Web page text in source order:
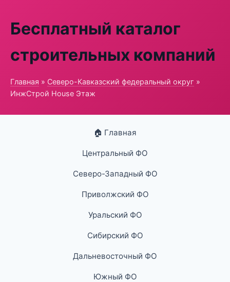
Бесплатный каталог
строительных компаний
Главная » Северо-Кавказский федеральный округ »
ИнжСтрой House Этаж
🏠 Главная
Центральный ФО
Северо-Западный ФО
Приволжский ФО
Уральский ФО
Сибирский ФО
Дальневосточный ФО
Южный ФО